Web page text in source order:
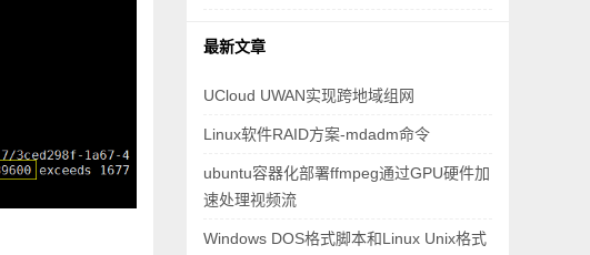
最新文章
UCloud UWAN实现跨地域组网
Linux软件RAID方案-mdadm命令
ubuntu容器化部署ffmpeg通过GPU硬件加
速处理视频流
Windows DOS格式脚本和Linux Unix格式